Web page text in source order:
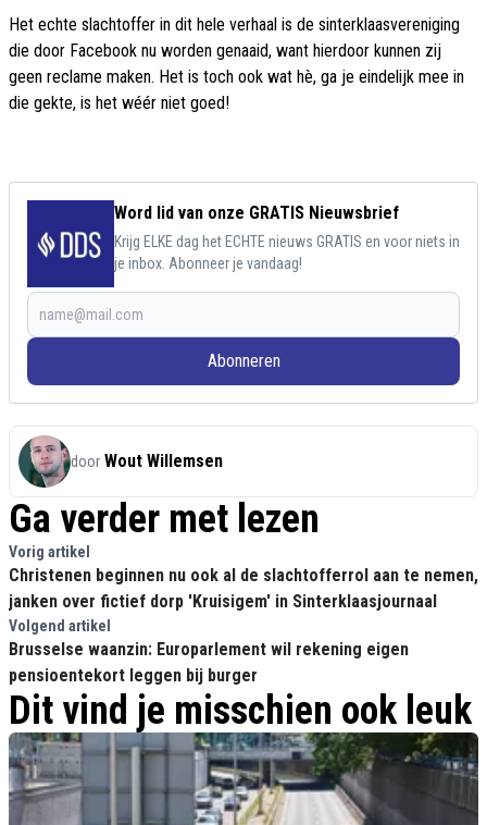
Het echte slachtoffer in dit hele verhaal is de sinterklaasvereniging
die door Facebook nu worden genaaid, want hierdoor kunnen zij
geen reclame maken. Het is toch ook wat hè, ga je eindelijk mee in
die gekte, is het wéér niet goed!
Word lid van onze GRATIS Nieuwsbrief
Krijg ELKE dag het ECHTE nieuws GRATIS en voor niets in
je inbox. Abonneer je vandaag!
Abonneren
door Wout Willemsen
Ga verder met lezen
Vorig artikel
Christenen beginnen nu ook al de slachtofferrol aan te nemen,
janken over fictief dorp 'Kruisigem' in Sinterklaasjournaal
Volgend artikel
Brusselse waanzin: Europarlement wil rekening eigen
pensioentekort leggen bij burger
Dit vind je misschien ook leuk